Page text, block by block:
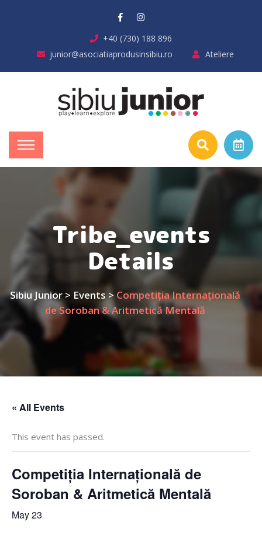
+40 (730) 188 896
junior@asociatiaprodusinsibiu.ro
Ateliere
Tribe_events
Details
Sibiu Junior> Events> Competiția Internațională
de Soroban & Aritmetică Mentală
« All Events
This event has passed.
Competiția Internațională de
Soroban & Aritmetică Mentală
May 23